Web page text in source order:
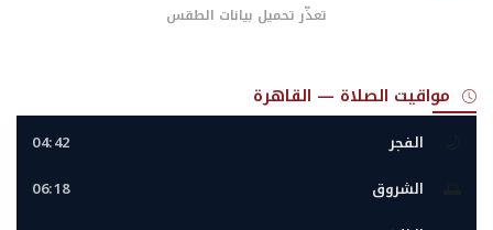
تعذّر تحميل بيانات الطقس
مواقيت الصلاة — القاهرة
الفجر 04:42
الشروق 06:18